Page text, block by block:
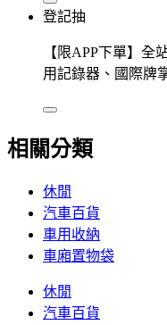
登記抽
【限APP下單】全
用記錄器、國際牌
相關分類
休閒
汽車百貨
車用收納
車廂置物袋
休閒
汽車百貨